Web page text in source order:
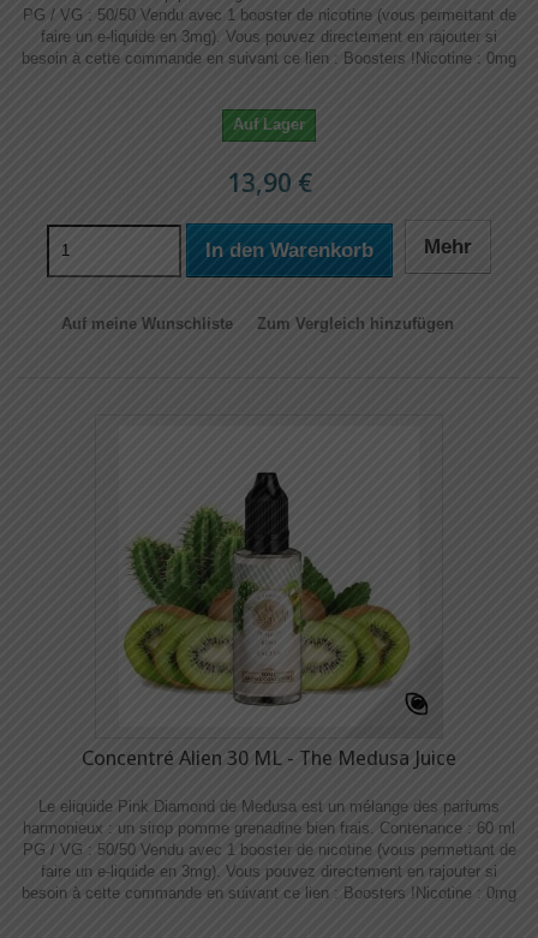
PG / VG : 50/50 Vendu avec 1 booster de nicotine (vous permettant de
faire un e-liquide en 3mg). Vous pouvez directement en rajouter si
besoin à cette commande en suivant ce lien : Boosters !​​ Nicotine : 0mg
Auf Lager
13,90 €
In den Warenkorb Mehr
Auf meine Wunschliste Zum Vergleich hinzufügen
Concentré Alien 30 ML - The Medusa Juice
Le eliquide Pink Diamond de Medusa est un mélange des parfums
harmonieux : un sirop pomme grenadine bien frais. Contenance : 60 ml
PG / VG : 50/50 Vendu avec 1 booster de nicotine (vous permettant de
faire un e-liquide en 3mg). Vous pouvez directement en rajouter si
besoin à cette commande en suivant ce lien : Boosters !​​ Nicotine : 0mg